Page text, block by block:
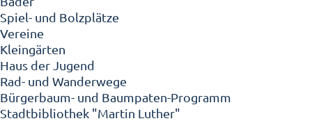
Spiel- und Bolzplätze
Vereine
Kleingärten
Haus der Jugend
Rad- und Wanderwege
Bürgerbaum- und Baumpaten-Programm
Stadtbibliothek "Martin Luther"